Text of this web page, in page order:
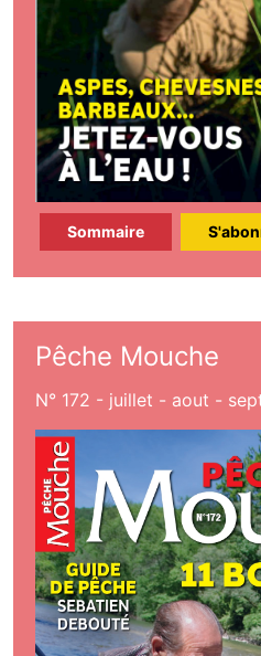
Sommaire
Pêche Mouche
N° 172 - juillet - aout -